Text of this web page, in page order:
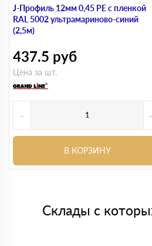
J-Профиль 12мм 0,45 PE с пленкой
RAL 5002 ультрамариново-синий
(2,5м)
437.5 руб
Цена за шт.
-
В КОРЗИНУ
Склады с